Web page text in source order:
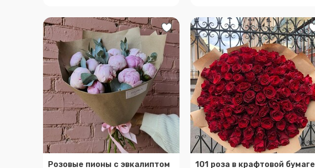
Розовые пионы с эвкалиптом 101 роза в крафтовой бумаге